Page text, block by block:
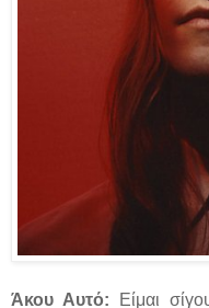
Άκου Αυτό: Είμαι